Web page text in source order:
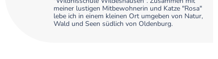
meiner lustigen Mitbewohnerin und Katze "Rosa"
lebe ich in einem kleinen Ort umgeben von Natur,
Wald und Seen südlich von Oldenburg.